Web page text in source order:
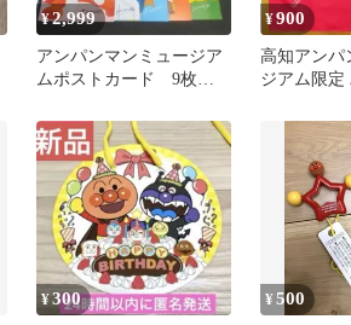
¥2,999
アンパンマンミュージア
ムポストカード 9枚セ
館限定品
¥900
高知アンパ
ジアム限定
¥300 ¥500